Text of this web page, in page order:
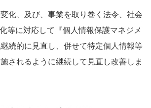
化、及び、事業を取り巻く法令、社会
等に対応して『個人情報保護マネジメ
続的に見直し、併せて特定個人情報等
されるように継続して見直し改善しま